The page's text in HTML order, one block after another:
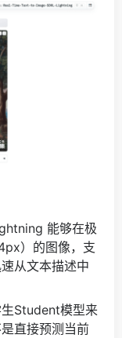
能够在极
）的图像，支
从文本描述中
Student模型来
直接预测当前